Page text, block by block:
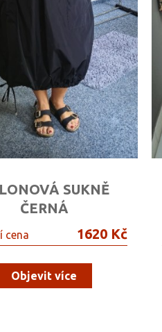
SUKNĚ
ČERNÁ
cena 1620 Kč
Objevit více